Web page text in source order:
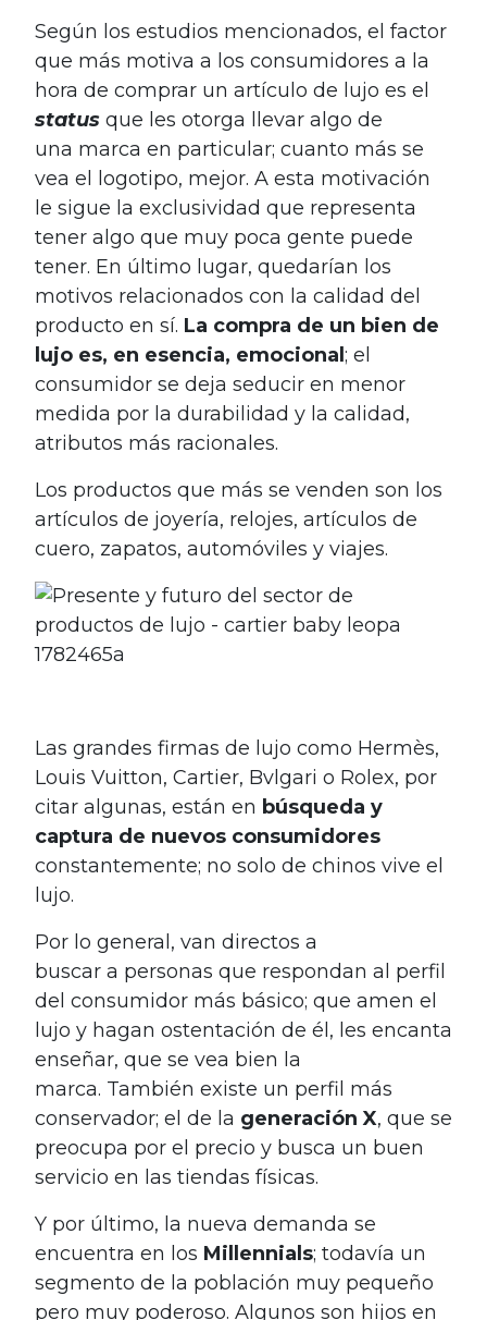
Según los estudios mencionados, el factor
que más motiva a los consumidores a la
hora de comprar un artículo de lujo es el
status que les otorga llevar algo de
una marca en particular; cuanto más se
vea el logotipo, mejor. A esta motivación
le sigue la exclusividad que representa
tener algo que muy poca gente puede
tener. En último lugar, quedarían los
motivos relacionados con la calidad del
producto en sí. La compra de un bien de
lujo es, en esencia, emocional ; el
consumidor se deja seducir en menor
medida por la durabilidad y la calidad,
atributos más racionales.
Los productos que más se venden son los
artículos de joyería, relojes, artículos de
cuero, zapatos, automóviles y viajes.
Las grandes firmas de lujo como Hermès,
Louis Vuitton, Cartier, Bvlgari o Rolex, por
citar algunas, están en búsqueda y
captura de nuevos consumidores
constantemente; no solo de chinos vive el
lujo.
Por lo general, van directos a
buscar a personas que respondan al perfil
del consumidor más básico; que amen el
lujo y hagan ostentación de él, les encanta
enseñar, que se vea bien la
marca. También existe un perfil más
conservador; el de la generación X, que se
preocupa por el precio y busca un buen
servicio en las tiendas físicas.
Y por último, la nueva demanda se
encuentra en los Millennials; todavía un
segmento de la población muy pequeño
pero muy poderoso. Algunos son hijos en